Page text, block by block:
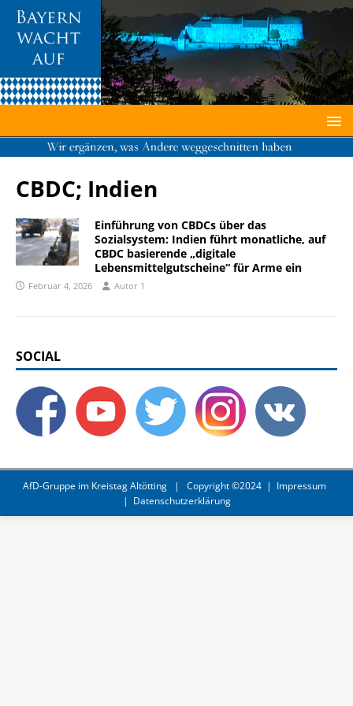
Von Bene16, CC BY-SA 3.0,
https://commons.wikimedia.org/w/index.php?curid=31081340
CBDC; Indien
Einführung von CBDCs über das
Sozialsystem: Indien führt monatliche, auf
CBDC basierende „digitale
Lebensmittelgutscheine“ für Arme ein
Februar 4, 2026 Autor 1
SOCIAL
AfD-Gruppe im Kreistag Altötting| Copyright ©2024 | Impressum
| Datenschutzerklärung